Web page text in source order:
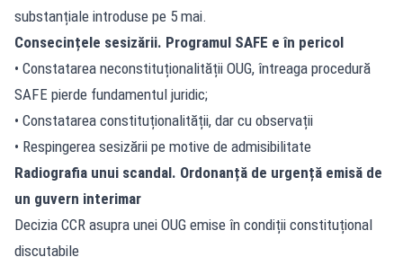
substanțiale introduse pe 5 mai.
Consecințele sesizării. Programul SAFE e în pericol
• Constatarea neconstituționalității OUG, întreaga procedură
SAFE pierde fundamentul juridic;
• Constatarea constituționalității, dar cu observații
• Respingerea sesizării pe motive de admisibilitate
Radiografia unui scandal. Ordonanță de urgență emisă de
un guvern interimar
Decizia CCR asupra unei OUG emise în condiții constituțional
discutabile